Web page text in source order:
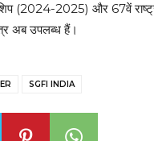
(2024-2025) और 67वें
अब उपलब्ध हैं।
SGFI INDIA